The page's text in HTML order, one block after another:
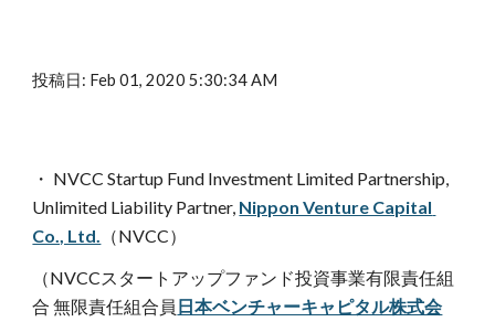
投稿日: Feb 01, 2020 5:30:34 AM
・ NVCC Startup Fund Investment Limited Partnership,
Unlimited Liability Partner, Nippon Venture Capital
Co., Ltd. （NVCC）
（NVCCスタートアップファンド投資事業有限責任組
合 無限責任組合員 日本ベンチャーキャピタル株式会